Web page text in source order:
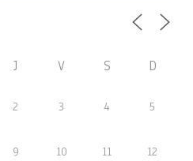
J V S D
2 3 4 5
9 10 11 12